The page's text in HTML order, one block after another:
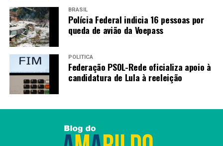
BRASIL
Polícia Federal indicia 16 pessoas por
queda de avião da Voepass
POLÍTICA
Federação PSOL-Rede oficializa apoio à
candidatura de Lula à reeleição